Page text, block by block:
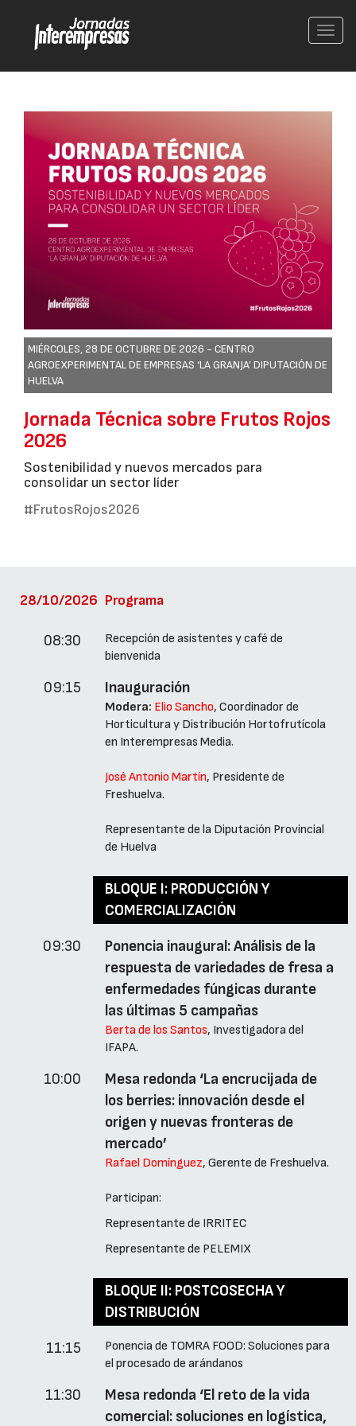
MIÉRCOLES, 28 DE OCTUBRE DE 2026 - CENTRO
AGROEXPERIMENTAL DE EMPRESAS ‘LA GRANJA’ DIPUTACIÓN DE
HUELVA
Jornada Técnica sobre Frutos Rojos
2026
Sostenibilidad y nuevos mercados para
consolidar un sector líder
#FrutosRojos2026
28/10/2026 Programa
08:30
Recepción de asistentes y café de
bienvenida
09:15 Inauguración
Modera: Elio Sancho, Coordinador de
Horticultura y Distribución Hortofrutícola
en Interempresas Media.
José Antonio Martín, Presidente de
Freshuelva.
Representante de la Diputación Provincial
de Huelva
BLOQUE I: PRODUCCIÓN Y
COMERCIALIZACIÓN
09:30
Ponencia inaugural: Análisis de la
respuesta de variedades de fresa a
enfermedades fúngicas durante
las últimas 5 campañas
Berta de los Santos, Investigadora del
IFAPA.
10:00
Mesa redonda ‘La encrucijada de
los berries: innovación desde el
origen y nuevas fronteras de
mercado’
Rafael Domínguez, Gerente de Freshuelva.
Participan:
Representante de IRRITEC
Representante de PELEMIX
BLOQUE II: POSTCOSECHA Y
DISTRIBUCIÓN
11:15
Ponencia de TOMRA FOOD: Soluciones para
el procesado de arándanos
11:30
Mesa redonda ‘El reto de la vida
comercial: soluciones en logística,